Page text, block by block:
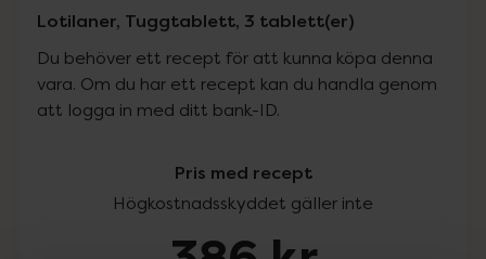
Lotilaner, Tuggtablett, 3 tablett(er)
Du behöver ett recept för att kunna köpa denna
vara. Om du har ett recept kan du handla genom
att logga in med ditt bank-ID.
Pris med recept
Högkostnadsskyddet gäller inte